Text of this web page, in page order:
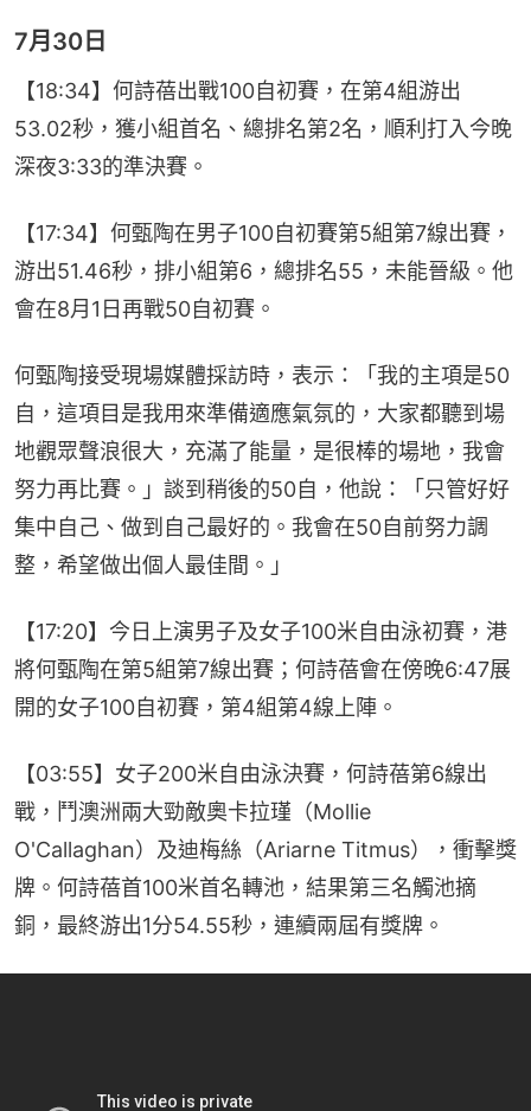
7月30日
【18:34】何詩蓓出戰100自初賽，在第4組游出
53.02秒，獲小組首名、總排名第2名，順利打入今晚
深夜3:33的準決賽。
【17:34】何甄陶在男子100自初賽第5組第7線出賽，
游出51.46秒，排小組第6，總排名55，未能晉級。他
會在8月1日再戰50自初賽。
何甄陶接受現場媒體採訪時，表示：「我的主項是50
自，這項目是我用來準備適應氣氛的，大家都聽到場
地觀眾聲浪很大，充滿了能量，是很棒的場地，我會
努力再比賽。」談到稍後的50自，他說：「只管好好
集中自己、做到自己最好的。我會在50自前努力調
整，希望做出個人最佳間。」
【17:20】今日上演男子及女子100米自由泳初賽，港
將何甄陶在第5組第7線出賽；何詩蓓會在傍晚6:47展
開的女子100自初賽，第4組第4線上陣。
【03:55】女子200米自由泳決賽，何詩蓓第6線出
戰，鬥澳洲兩大勁敵奧卡拉瑾（Mollie
O'Callaghan）及迪梅絲（Ariarne Titmus），衝擊獎
牌。何詩蓓首100米首名轉池，結果第三名觸池摘
銅，最終游出1分54.55秒，連續兩屆有獎牌。